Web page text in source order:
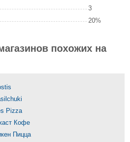
3
20%
похожих на
Pizza
Кофе
Пицца